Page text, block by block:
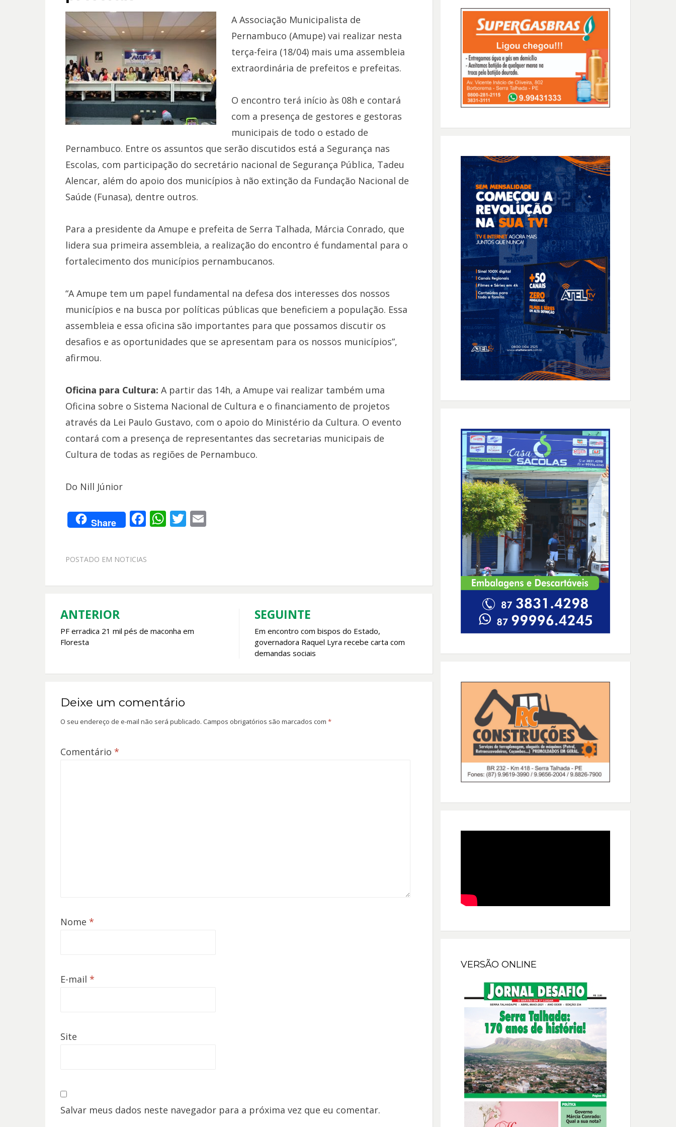
A Associação Municipalista de
Pernambuco (Amupe) vai realizar nesta
terça-feira (18/04) mais uma assembleia
extraordinária de prefeitos e prefeitas.
O encontro terá início às 08h e contará
com a presença de gestores e gestoras
municipais de todo o estado de
Pernambuco. Entre os assuntos que serão discutidos está a Segurança nas
Escolas, com participação do secretário nacional de Segurança Pública, Tadeu
Alencar, além do apoio dos municípios à não extinção da Fundação Nacional de
Saúde (Funasa), dentre outros.
Para a presidente da Amupe e prefeita de Serra Talhada, Márcia Conrado, que
lidera sua primeira assembleia, a realização do encontro é fundamental para o
fortalecimento dos municípios pernambucanos.
“A Amupe tem um papel fundamental na defesa dos interesses dos nossos
municípios e na busca por políticas públicas que beneficiem a população. Essa
assembleia e essa oficina são importantes para que possamos discutir os
desafios e as oportunidades que se apresentam para os nossos municípios”,
afirmou.
Oficina para Cultura: A partir das 14h, a Amupe vai realizar também uma
Oficina sobre o Sistema Nacional de Cultura e o financiamento de projetos
através da Lei Paulo Gustavo, com o apoio do Ministério da Cultura. O evento
contará com a presença de representantes das secretarias municipais de
Cultura de todas as regiões de Pernambuco.
Do Nill Júnior
Share F
b
o
W
A
T E
POSTADO EM NOTICIAS
Navegação
de
ANTERIOR
PF erradica 21 mil pés de maconha em
Floresta
SEGUINTE
Em encontro com bispos do Estado,
governadora Raquel Lyra recebe carta com
demandas sociais
Deixe um comentário
O seu endereço de e-mail não será publicado. Campos obrigatórios são marcados com *
Comentário *
Nome *
E-mail *
Site
Salvar meus dados neste navegador para a próxima vez que eu comentar.
VERSÃO ONLINE